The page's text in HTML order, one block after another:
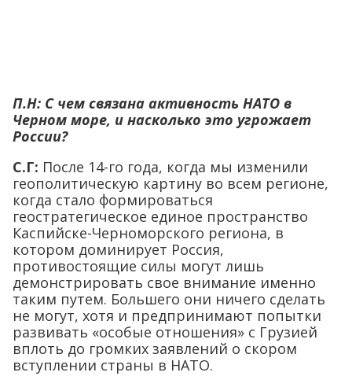
П.Н: С чем связана активность НАТО в
Черном море, и насколько это угрожает
России?
С.Г: После 14-го года, когда мы изменили
геополитическую картину во всем регионе,
когда стало формироваться
геостратегическое единое пространство
Каспийске-Черноморского региона, в
котором доминирует Россия,
противостоящие силы могут лишь
демонстрировать свое внимание именно
таким путем. Большего они ничего сделать
не могут, хотя и предпринимают попытки
развивать «особые отношения» с Грузией
вплоть до громких заявлений о скором
вступлении страны в НАТО.